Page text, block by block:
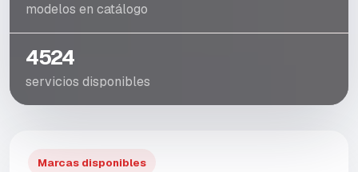
modelos en catálogo
4524
servicios disponibles
Marcas disponibles